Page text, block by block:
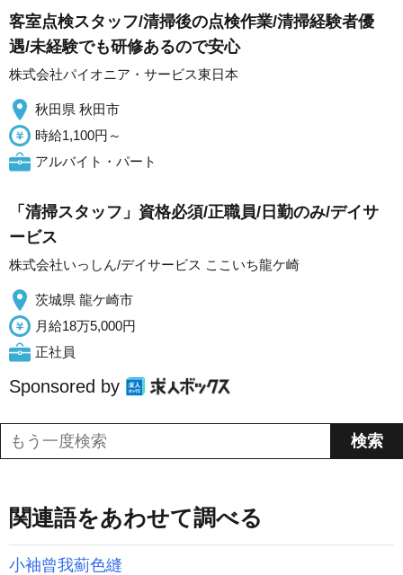
客室点検スタッフ/清掃後の点検作業/清掃経験者優
遇/未経験でも研修あるので安心
株式会社パイオニア・サービス東日本
秋田県 秋田市
時給1,100円～
アルバイト・パート
「清掃スタッフ」資格必須/正職員/日勤のみ/デイサ
ービス
株式会社いっしん/デイサービス ここいち龍ケ崎
茨城県 龍ケ崎市
月給18万5,000円
正社員
Sponsored by
関連語をあわせて調べる
小袖曾我薊色縫